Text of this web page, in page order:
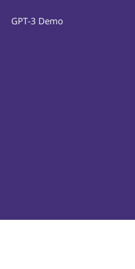
GPT-3 Demo